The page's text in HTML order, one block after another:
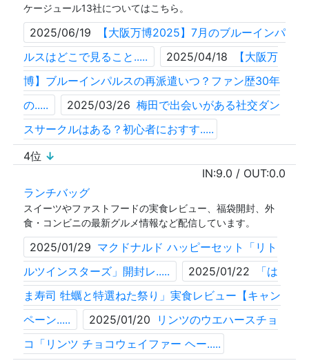
ケージュール13社についてはこちら。
2025/06/19
【大阪万博2025】7月のブルーインパ
ルスはどこで見ること.....
2025/04/18
【大阪万
博】ブルーインパルスの再派遣いつ？ファン歴30年
の.....
2025/03/26 梅田で出会いがある社交ダン
スサークルはある？初心者におすす.....
4位 ↓
IN:9.0 / OUT:0.0
ランチバッグ
スイーツやファストフードの実食レビュー、福袋開封、外
食・コンビニの最新グルメ情報など配信しています。
2025/01/29 マクドナルド ハッピーセット「リト
ルツインスターズ」開封レ.....
2025/01/22
「は
ま寿司 牡蠣と特選ねた祭り」実食レビュー【キャン
ペーン.....
2025/01/20
リンツのウエハースチョ
コ「リンツ チョコウェイファー ヘー.....